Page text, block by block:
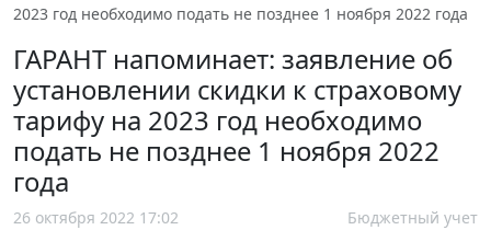
2023 год необходимо подать не позднее 1 ноября 2022 года
ГАРАНТ напоминает: заявление об
установлении скидки к страховому
тарифу на 2023 год необходимо
подать не позднее 1 ноября 2022
года
26 октября 2022 17:02 Бюджетный учет